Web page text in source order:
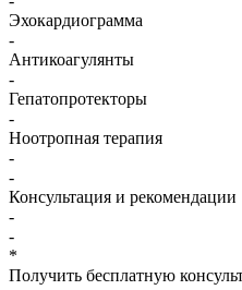
Эхокардиограмма
-
Антикоагулянты
-
Гепатопротекторы
-
Ноотропная терапия
-
-
Консультация и рекомендации
-
-
*
Получить бесплатную